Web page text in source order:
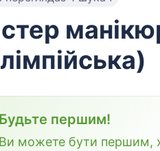
Будьте першим!
Ви можете бути першим,